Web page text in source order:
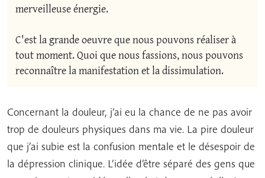
merveilleuse énergie.
C'est la grande oeuvre que nous pouvons réaliser à
tout moment. Quoi que nous fassions, nous pouvons
Concernant la douleur, j’ai eu la chance de ne pas avoir
trop de douleurs physiques dans ma vie. La pire douleur
que j’ai subie est la confusion mentale et le désespoir de
la dépression clinique. L’idée d’être séparé des gens que